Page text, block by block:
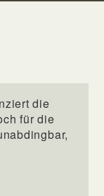
die
für die